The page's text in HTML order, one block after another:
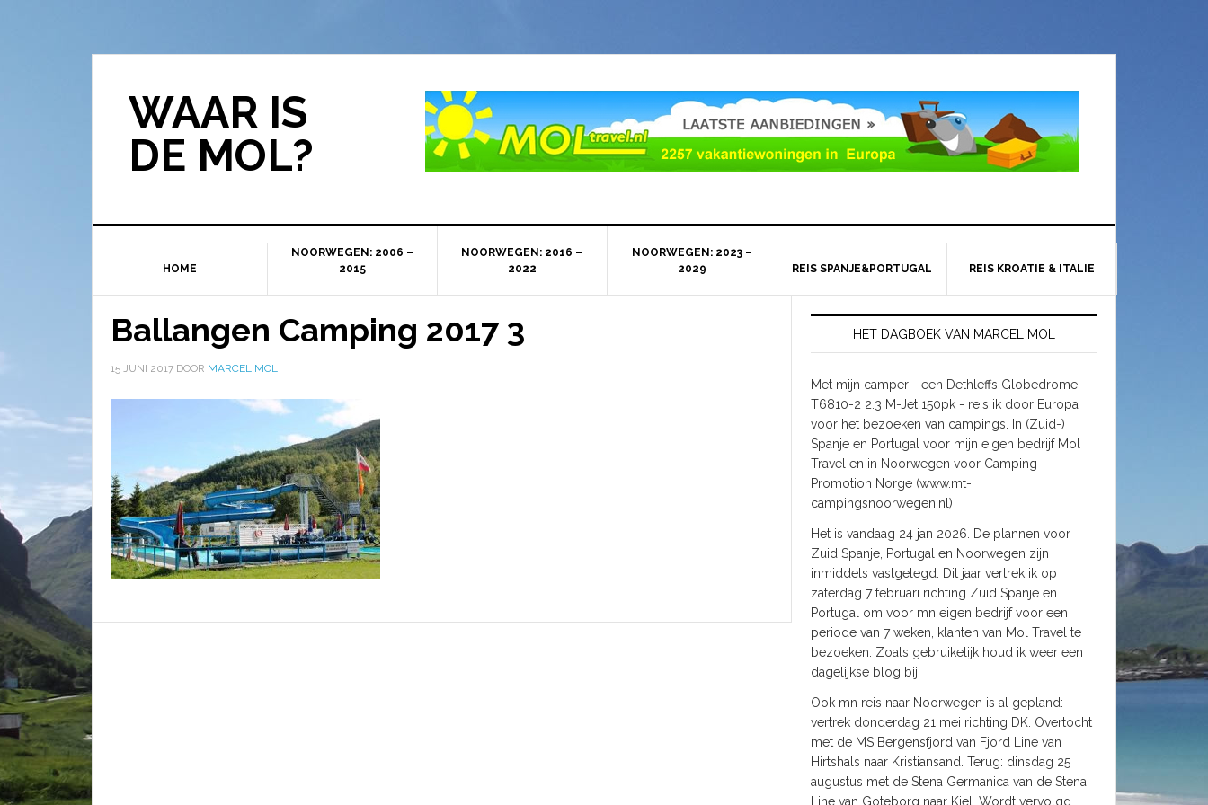
WAAR IS
DE MOL?
HOME
NOORWEGEN: 2006 –
2015
NOORWEGEN: 2016 –
2022
NOORWEGEN: 2023 –
2029
REIS SPANJE&PORTUGAL REIS KROATIE & ITALIE
Ballangen Camping 2017 3
15 JUNI 2017 DOOR MARCEL MOL
HET DAGBOEK VAN MARCEL MOL
Met mijn camper - een Dethleffs Globedrome
T6810-2 2.3 M-Jet 150pk - reis ik door Europa
voor het bezoeken van campings. In (Zuid-)
Spanje en Portugal voor mijn eigen bedrijf Mol
Travel en in Noorwegen voor Camping
Promotion Norge (www.mt-
campingsnoorwegen.nl)
Het is vandaag 24 jan 2026. De plannen voor
Zuid Spanje, Portugal en Noorwegen zijn
inmiddels vastgelegd. Dit jaar vertrek ik op
zaterdag 7 februari richting Zuid Spanje en
Portugal om voor mn eigen bedrijf voor een
periode van 7 weken, klanten van Mol Travel te
bezoeken. Zoals gebruikelijk houd ik weer een
dagelijkse blog bij.
Ook mn reis naar Noorwegen is al gepland:
vertrek donderdag 21 mei richting DK. Overtocht
met de MS Bergensfjord van Fjord Line van
Hirtshals naar Kristiansand. Terug: dinsdag 25
augustus met de Stena Germanica van de Stena
Line van Goteborg naar Kiel. Wordt vervolgd.